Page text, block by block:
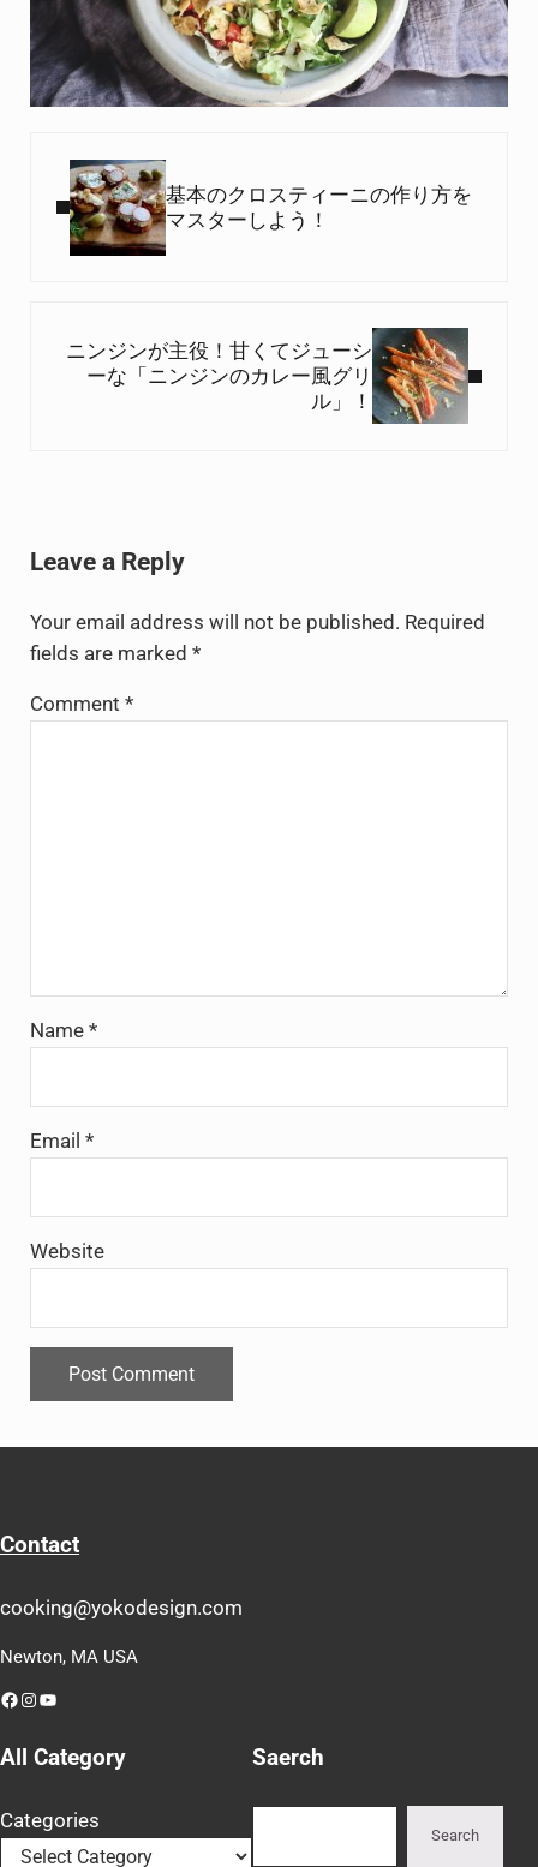
基本のクロスティーニの作り方を
マスターしよう！
ニンジンが主役！甘くてジューシ
ーな「ニンジンのカレー風グリ
ル」！
Leave a Reply
Your email address will not be published. Required
fields are marked *
Comment *
Name *
Email *
Website
Contact
cooking@yokodesign.com
Newton, MA USA
Facebook
Instagram
YouTube
All Category
Categories
Saerch
Search